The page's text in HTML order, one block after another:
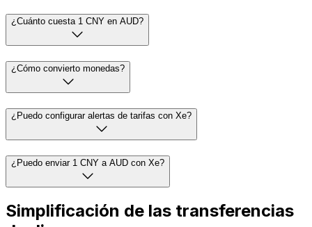
¿Cuánto cuesta 1 CNY en AUD?
¿Cómo convierto monedas?
¿Puedo configurar alertas de tarifas con Xe?
¿Puedo enviar 1 CNY a AUD con Xe?
Simplificación de las transferencias